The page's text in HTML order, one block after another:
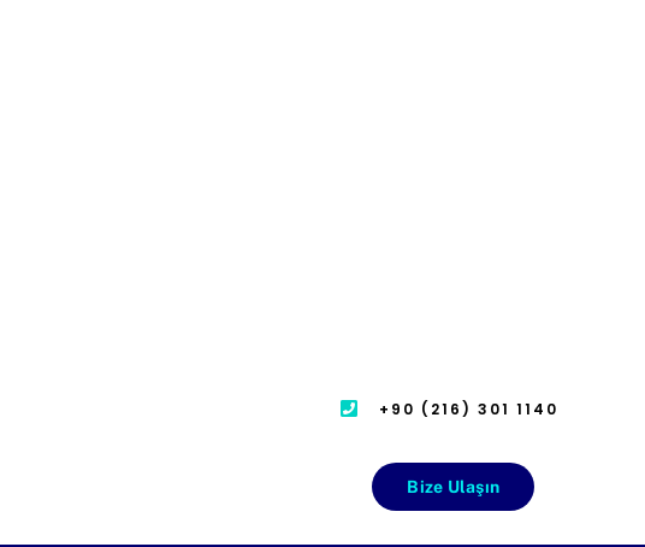
+90 (216) 301 1140
Bize Ulaşın